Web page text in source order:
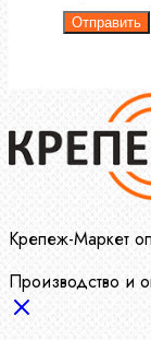
Отправить
Крепеж-Маркет
Производство и